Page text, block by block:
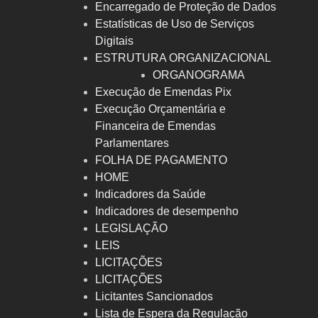
Encarregado de Proteção de Dados
Estatísticas de Uso de Serviços
Digitais
ESTRUTURA ORGANIZACIONAL
ORGANOGRAMA
Execução de Emendas Pix
Execução Orçamentária e
Financeira de Emendas
Parlamentares
FOLHA DE PAGAMENTO
HOME
Indicadores da Saúde
Indicadores de desempenho
LEGISLAÇÃO
LEIS
LICITAÇÕES
LICITAÇÕES
Licitantes Sancionados
Lista de Espera da Regulação